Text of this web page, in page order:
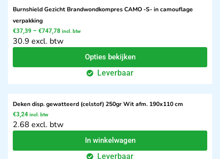
Burnshield Gezicht Brandwondkompres CAMO -S- in camouflage
verpakking
€37,39 – €747,78 incl. btw
30.9 excl. btw
Opties bekijken
Leverbaar
Deken disp. gewatteerd (celstof) 250gr Wit afm. 190x110 cm
€3,24 incl. btw
2.68 excl. btw
In winkelwagen
Leverbaar